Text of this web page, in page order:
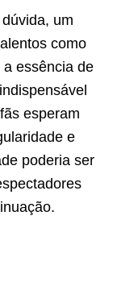
um
como
essência de
esperam
e
poderia ser